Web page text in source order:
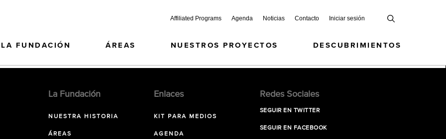
Affiliated Programs Agenda Noticias Contacto Iniciar sesión
LA FUNDACIÓN ÁREAS NUESTROS PROYECTOS DESCUBRIMIENTOS
La Fundación
NUESTRA HISTORIA
ÁREAS
Enlaces
KIT PARA MEDIOS
AGENDA
Redes Sociales
SEGUIR EN TWITTER
SEGUIR EN FACEBOOK